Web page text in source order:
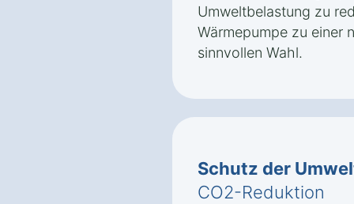
Umweltbelastung zu
Wärmepumpe zu einer
sinnvollen Wahl.
Schutz der
CO2-Reduktion